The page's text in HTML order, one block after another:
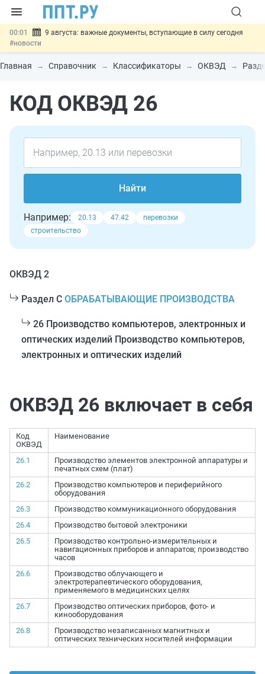
00:01
9 августа: важные документы, вступающие в силу сегодня
#новости
07.08 Подписан закон о блокировке продажи опасных товаров через
«Честный знак»#новости
07.08 Госпошлину за устранение ошибок в документах предлагают
отменить#новости
отношений
Главная Справочник Классификаторы ОКВЭД
КОД ОКВЭД 26
Найти
Например: 20.13 47.42
перевозки
строительство
ОКВЭД 2
Раздел C ОБРАБАТЫВАЮЩИЕ ПРОИЗВОДСТВА
26 Производство компьютеров, электронных и
оптических изделий Производство компьютеров,
электронных и оптических изделий
ОКВЭД 26 включает в себя
Код
ОКВЭД
Наименование
26.1
Производство элементов электронной аппаратуры и
печатных схем (плат)
26.2
Производство компьютеров и периферийного
оборудования
26.3
Производство коммуникационного оборудования
26.4
Производство бытовой электроники
26.5
Производство контрольно-измерительных и
навигационных приборов и аппаратов; производство
часов
26.6
Производство облучающего и
электротерапевтического оборудования,
применяемого в медицинских целях
26.7
Производство оптических приборов, фото- и
кинооборудования
26.8
Производство незаписанных магнитных и
оптических технических носителей информации